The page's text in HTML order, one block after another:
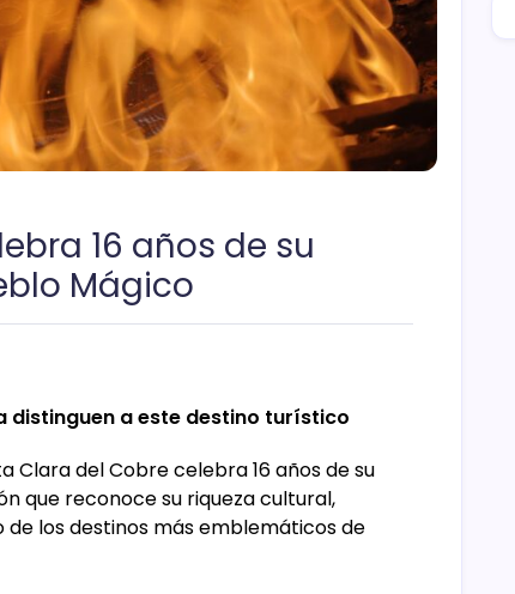
16 años de su
Mágico
a este destino turístico
Clara del Cobre celebra 16 años de su
que reconoce su riqueza cultural,
los destinos más emblemáticos de